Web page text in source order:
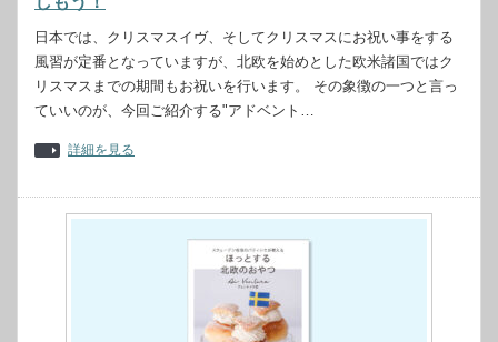
日本では、クリスマスイヴ、そしてクリスマスにお祝い事をする
風習が定番となっていますが、北欧を始めとした欧米諸国ではク
リスマスまでの期間もお祝いを行います。 その象徴の一つと言っ
ていいのが、今回ご紹介する"アドベント…
詳細を見る